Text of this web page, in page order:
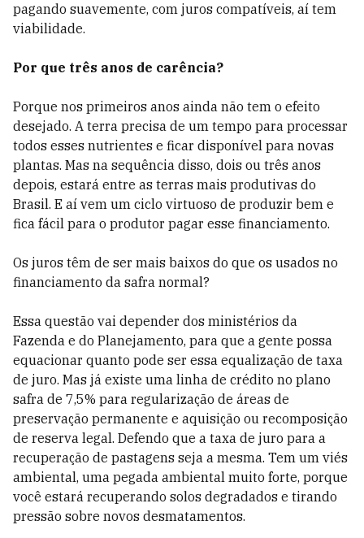
pagando suavemente, com juros compatíveis, aí tem
viabilidade.
Por que três anos de carência?
Porque nos primeiros anos ainda não tem o efeito
desejado. A terra precisa de um tempo para processar
todos esses nutrientes e ficar disponível para novas
plantas. Mas na sequência disso, dois ou três anos
depois, estará entre as terras mais produtivas do
Brasil. E aí vem um ciclo virtuoso de produzir bem e
fica fácil para o produtor pagar esse financiamento.
Os juros têm de ser mais baixos do que os usados no
financiamento da safra normal?
Essa questão vai depender dos ministérios da
Fazenda e do Planejamento, para que a gente possa
equacionar quanto pode ser essa equalização de taxa
de juro. Mas já existe uma linha de crédito no plano
safra de 7,5% para regularização de áreas de
preservação permanente e aquisição ou recomposição
de reserva legal. Defendo que a taxa de juro para a
recuperação de pastagens seja a mesma. Tem um viés
ambiental, uma pegada ambiental muito forte, porque
você estará recuperando solos degradados e tirando
pressão sobre novos desmatamentos.